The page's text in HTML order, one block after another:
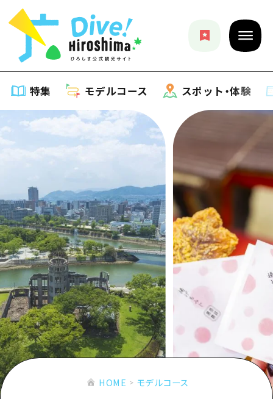
特集 モデルコース スポット・体験
特集
おすすめ
アート
イベント・祭り
グルメ・酒
サイクリング
ショッピング
スポーツ
世界遺産
モデルコース
モデルコース一覧
Dive! Hiroshima 公式ガイド
広島もしもトラベル
あたらしい非日常
広島市周辺
安芸
備後
備北
スポット・体験
スポット・体験一覧
広島市周辺
安芸
備後
備北
芸北
宮島周辺
イベント
旬情報
お役立ち情報
お役立ち情報一覧
HOME
HOME モデルコース